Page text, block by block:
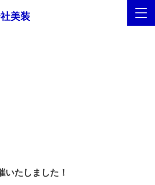
美装
いたしました！